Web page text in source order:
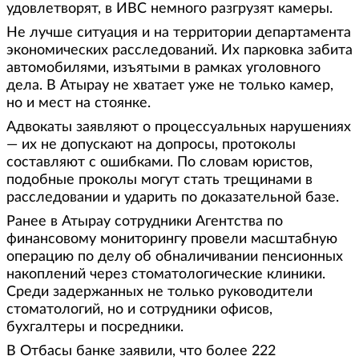
удовлетворят, в ИВС немного разгрузят камеры.
Не лучше ситуация и на территории департамента
экономических расследований. Их парковка забита
автомобилями, изъятыми в рамках уголовного
дела. В Атырау не хватает уже не только камер,
но и мест на стоянке.
Адвокаты заявляют о процессуальных нарушениях
— их не допускают на допросы, протоколы
составляют с ошибками. По словам юристов,
подобные проколы могут стать трещинами в
расследовании и ударить по доказательной базе.
Ранее в Атырау сотрудники Агентства по
финансовому мониторингу провели масштабную
операцию по делу об обналичивании пенсионных
накоплений через стоматологические клиники.
Среди задержанных не только руководители
стоматологий, но и сотрудники офисов,
бухгалтеры и посредники.
В Отбасы банке заявили, что более 222